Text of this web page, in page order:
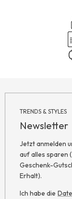
TRENDS & STYLES
Newsletter
Jetzt anmelden
auf alles sparen
Geschenk-
Erhalt).
Ich habe die